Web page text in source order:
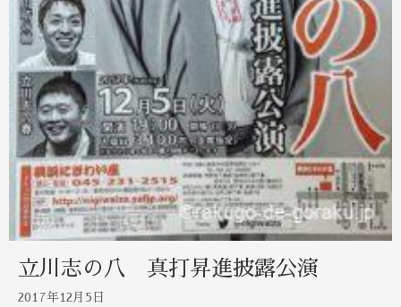
立川志の八 真打昇進披露公演
2017年12月5日